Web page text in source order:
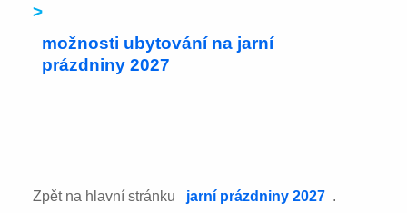
>
možnosti ubytování na jarní
prázdniny 2027
Zpět na hlavní stránku jarní prázdniny 2027 .